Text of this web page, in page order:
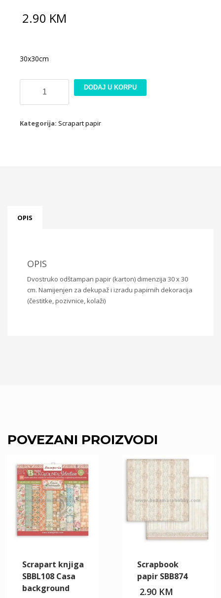
2.90 KM
30x30cm
SBB787
DODAJ U KORPU
Kategorija: Scrapart papir
OPIS
OPIS
Dvostruko odštampan papir (karton) dimenzija 30 x 30
cm. Namijenjen za dekupaž i izradu papirnih dekoracija
(čestitke, pozivnice, kolaži)
POVEZANI PROIZVODI
Scrapart knjiga
SBBL108 Casa
background
Scrapbook
papir SBB874
2.90 KM